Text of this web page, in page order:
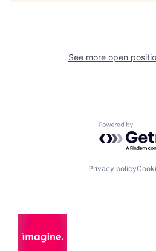
See more open
Powered by
Privacy policy